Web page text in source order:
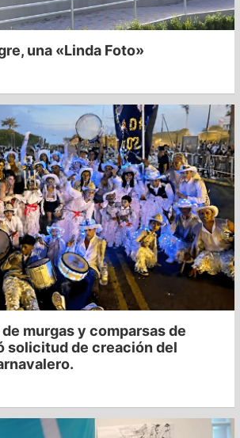
una «Linda Foto»
murgas y comparsas de
solicitud de creación del